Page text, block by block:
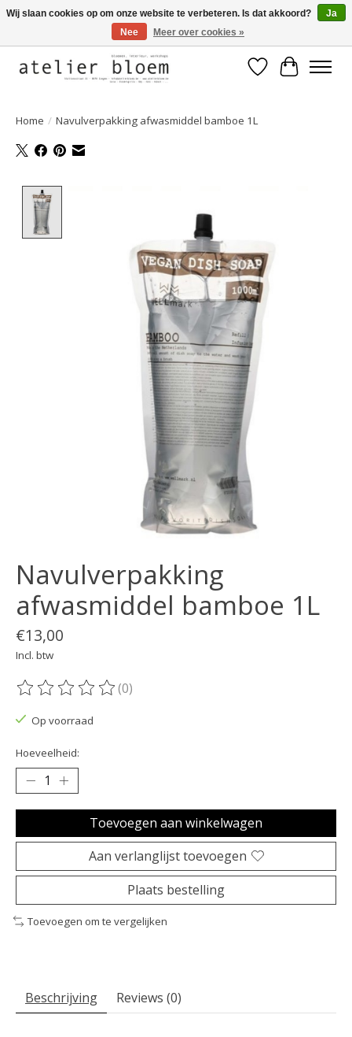
Welkom bij Atelier Bloem
Verlanglijst
Home / Navulverpakking afwasmiddel bamboe 1L
Navulverpakking
afwasmiddel bamboe 1L
€13,00
Incl. btw
De beoordeling van dit product is
(0)
Op voorraad
Hoeveelheid:
Toevoegen aan winkelwagen
Aan verlanglijst toevoegen
Plaats bestelling
Toevoegen om te vergelijken
Beschrijving Reviews (0)
Wij slaan cookies op om onze website te verbeteren. Is dat akkoord?
Ja
Nee
Meer over cookies »